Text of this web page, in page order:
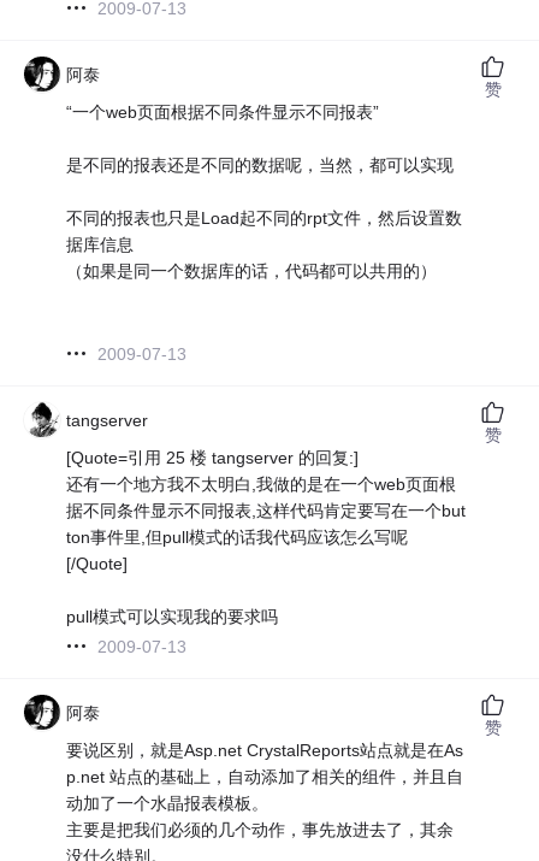
2009-07-13
阿泰
“一个web页面根据不同条件显示不同报表”
是不同的报表还是不同的数据呢，当然，都可以实现
不同的报表也只是Load起不同的rpt文件，然后设置数
据库信息
（如果是同一个数据库的话，代码都可以共用的）
2009-07-13
赞
tangserver
[Quote=引用 25 楼 tangserver 的回复:]
还有一个地方我不太明白,我做的是在一个web页面根
据不同条件显示不同报表,这样代码肯定要写在一个but
ton事件里,但pull模式的话我代码应该怎么写呢
[/Quote]
pull模式可以实现我的要求吗
2009-07-13
赞
阿泰
要说区别，就是Asp.net CrystalReports站点就是在As
p.net 站点的基础上，自动添加了相关的组件，并且自
动加了一个水晶报表模板。
主要是把我们必须的几个动作，事先放进去了，其余
没什么特别。
赞